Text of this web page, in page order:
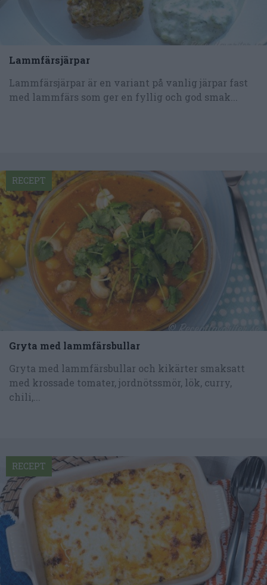
Lammfärsjärpar
Lammfärsjärpar är en variant på vanlig järpar fast
med lammfärs som ger en fyllig och god smak...
Gryta med lammfärsbullar
Gryta med lammfärsbullar och kikärter smaksatt
med krossade tomater, jordnötssmör, lök, curry,
chili,...
RECEPT
RECEPT